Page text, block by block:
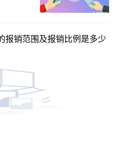
报销范围及报销比例是多少